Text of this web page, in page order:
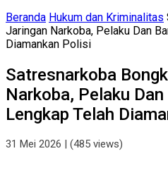
Beranda Hukum dan Kriminalitas
Jaringan Narkoba, Pelaku Dan
Diamankan Polisi
Satresnarkoba
Narkoba, Pelaku
Lengkap Telah
31 Mei 2026 | (485 views)